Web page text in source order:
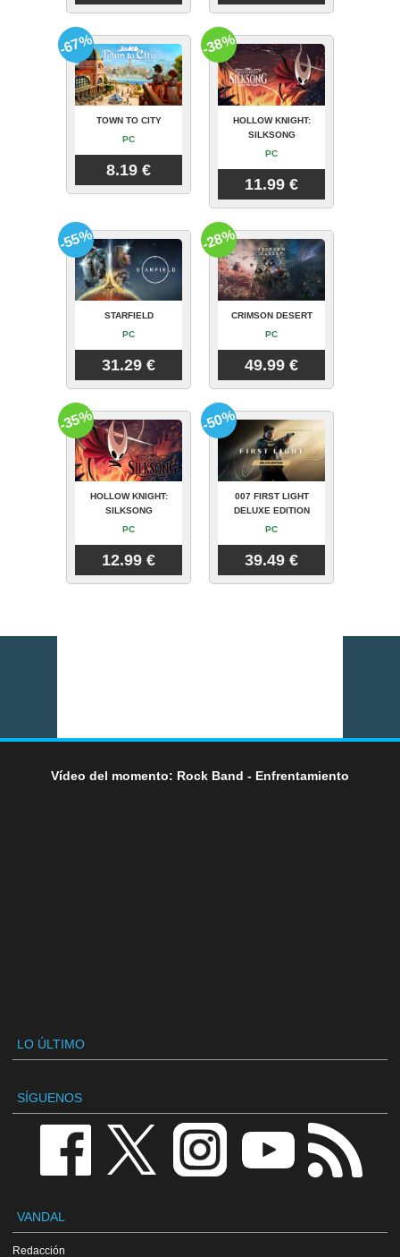
TOWN TO CITY
PC
8.19 €
-67%
HOLLOW KNIGHT:
SILKSONG
PC
11.99 €
-38%
STARFIELD
PC
31.29 €
-55%
CRIMSON DESERT
PC
49.99 €
-28%
HOLLOW KNIGHT:
SILKSONG
PC
12.99 €
-35%
007 FIRST LIGHT
DELUXE EDITION
PC
39.49 €
-50%
Vídeo del momento: Rock Band - Enfrentamiento
LO ÚLTIMO
SÍGUENOS
VANDAL
Redacción